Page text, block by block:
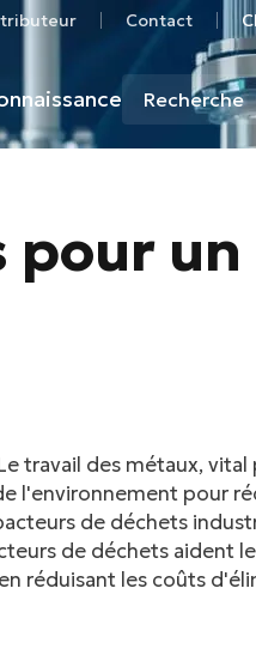
Contact
pour un
travail des métaux,
l'environnement pour
de déchets
de déchets aident
réduisant les coûts